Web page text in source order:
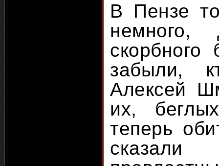
В Пензе
забыли,
Алексей
их,
теперь